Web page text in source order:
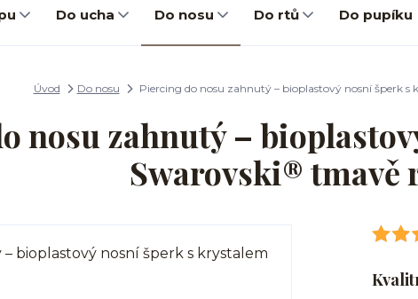
Do ucha Do nosu Do rtů Do pupíku
Úvod Do nosu Piercing do nosu zahnutý – bioplastový nosní šperk
nosu zahnutý –
Swarovski® tmavě